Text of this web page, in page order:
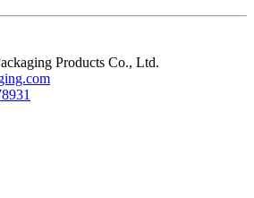
Products Co., Ltd.